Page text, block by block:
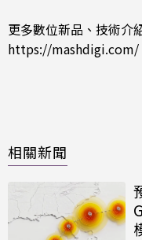
更多數位新品、技術介
https://mashdigi.com/
相關新聞